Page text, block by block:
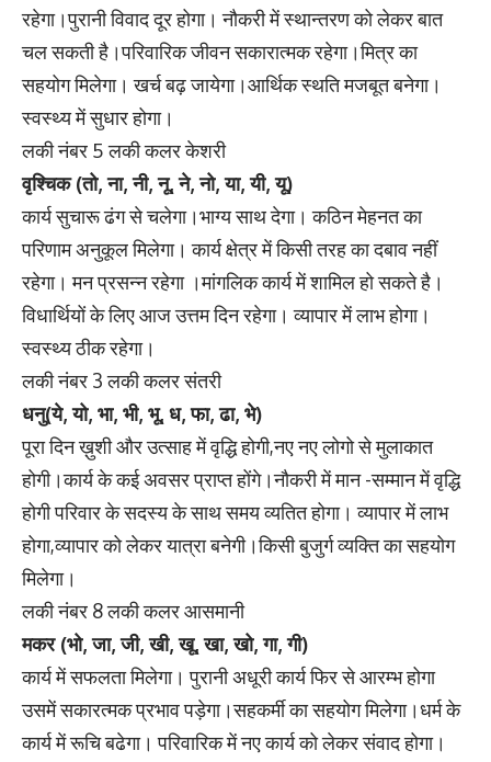
रहेगा।पुरानी विवाद दूर होगा। नौकरी में स्थान्तरण को लेकर बात
चल सकती है।परिवारिक जीवन सकारात्मक रहेगा।मित्र का
सहयोग मिलेगा। खर्च बढ़ जायेगा।आर्थिक स्थति मजबूत बनेगा।
स्वस्थ्य में सुधार होगा।
लकी नंबर 5 लकी कलर केशरी
वृश्चिक (तो, ना, नी, नू, ने, नो, या, यी, यू)
कार्य सुचारू ढंग से चलेगा।भाग्य साथ देगा। कठिन मेहनत का
परिणाम अनुकूल मिलेगा। कार्य क्षेत्र में किसी तरह का दबाव नहीं
रहेगा। मन प्रसन्न रहेगा ।मांगलिक कार्य में शामिल हो सकते है।
विधार्थियों के लिए आज उत्तम दिन रहेगा। व्यापार में लाभ होगा।
स्वस्थ्य ठीक रहेगा।
लकी नंबर 3 लकी कलर संतरी
धनु(ये, यो, भा, भी, भू, ध, फा, ढा, भे)
पूरा दिन ख़ुशी और उत्साह में वृद्धि होगी,नए नए लोगो से मुलाकात
होगी।कार्य के कई अवसर प्राप्त होंगे।नौकरी में मान -सम्मान में वृद्धि
होगी परिवार के सदस्य के साथ समय व्यतित होगा। व्यापार में लाभ
होगा,व्यापार को लेकर यात्रा बनेगी।किसी बुजुर्ग व्यक्ति का सहयोग
मिलेगा।
लकी नंबर 8 लकी कलर आसमानी
मकर (भो, जा, जी, खी, खू, खा, खो, गा, गी)
कार्य में सफलता मिलेगा। पुरानी अधूरी कार्य फिर से आरम्भ होगा
उसमें सकारत्मक प्रभाव पड़ेगा।सहकर्मी का सहयोग मिलेगा।धर्म के
कार्य में रूचि बढेगा। परिवारिक में नए कार्य को लेकर संवाद होगा।